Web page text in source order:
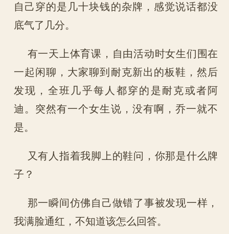
自己穿的是几十块钱的杂牌，感觉说话都没
底气了几分。
有一天上体育课，自由活动时女生们围在
一起闲聊，大家聊到耐克新出的板鞋，然后
发现，全班几乎每人都穿的是耐克或者阿
迪。突然有一个女生说，没有啊，乔一就不
是。
又有人指着我脚上的鞋问，你那是什么牌
子？
那一瞬间仿佛自己做错了事被发现一样，
我满脸通红，不知道该怎么回答。